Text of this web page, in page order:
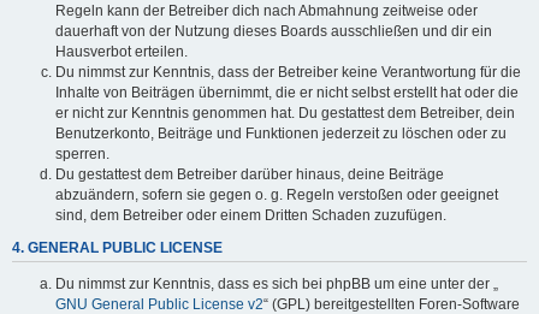
Regeln kann der Betreiber dich nach Abmahnung zeitweise oder
dauerhaft von der Nutzung dieses Boards ausschließen und dir ein
Hausverbot erteilen.
Du nimmst zur Kenntnis, dass der Betreiber keine Verantwortung für die
Inhalte von Beiträgen übernimmt, die er nicht selbst erstellt hat oder die
er nicht zur Kenntnis genommen hat. Du gestattest dem Betreiber, dein
Benutzerkonto, Beiträge und Funktionen jederzeit zu löschen oder zu
sperren.
Du gestattest dem Betreiber darüber hinaus, deine Beiträge
abzuändern, sofern sie gegen o. g. Regeln verstoßen oder geeignet
sind, dem Betreiber oder einem Dritten Schaden zuzufügen.
4. GENERAL PUBLIC LICENSE
Du nimmst zur Kenntnis, dass es sich bei phpBB um eine unter der „
GNU General Public License v2“ (GPL) bereitgestellten Foren-Software